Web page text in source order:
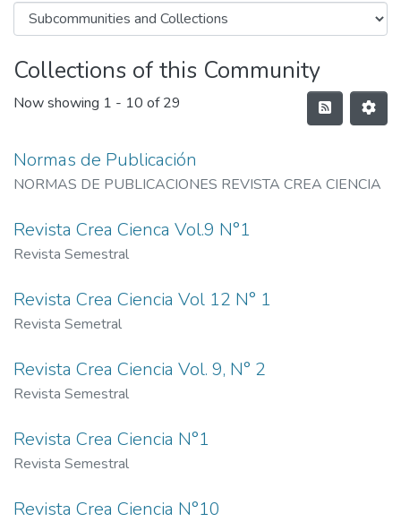
Collections of this Community
Now showing 1 - 10 of 29
Normas de Publicación
NORMAS DE PUBLICACIONES REVISTA CREA CIENCIA
Revista Crea Cienca Vol.9 N°1
Revista Semestral
Revista Crea Ciencia Vol 12 N° 1
Revista Semetral
Revista Crea Ciencia Vol. 9, N° 2
Revista Semestral
Revista Crea Ciencia N°1
Revista Semestral
Revista Crea Ciencia N°10